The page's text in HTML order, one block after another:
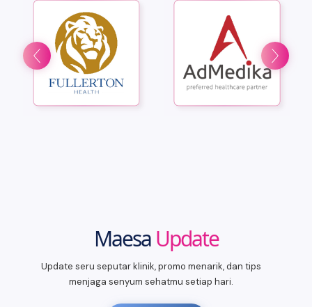
MaesaUpdate
Update seru seputar klinik, promo menarik, dan tips
menjaga senyum sehatmu setiap hari.